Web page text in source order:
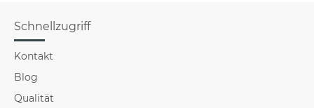
Schnellzugriff
Kontakt
Blog
Qualität